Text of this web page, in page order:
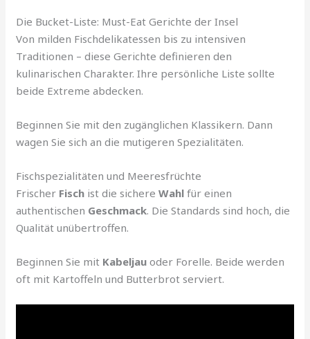
Die Bucket-Liste: Must-Eat Gerichte der Insel
Von milden Fischdelikatessen bis zu intensiven
Traditionen – diese Gerichte definieren den
kulinarischen Charakter. Ihre persönliche Liste sollte
beide Extreme abdecken.
Beginnen Sie mit den zugänglichen Klassikern. Dann
wagen Sie sich an die mutigeren Spezialitäten.
Fischspezialitäten und Meeresfrüchte
Frischer Fisch ist die sichereWahl für einen
authentischen Geschmack. Die Standards sind hoch, die
Qualität unübertroffen.
Beginnen Sie mit Kabeljau oder Forelle. Beide werden
oft mit Kartoffeln und Butterbrot serviert.